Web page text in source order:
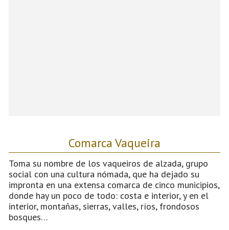
Comarca Vaqueira
Toma su nombre de los vaqueiros de alzada, grupo
social con una cultura nómada, que ha dejado su
impronta en una extensa comarca de cinco municipios,
donde hay un poco de todo: costa e interior, y en el
interior, montañas, sierras, valles, ríos, frondosos
bosques…